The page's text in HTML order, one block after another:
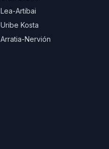
Lea-Artibai
Uribe Kosta
Arratia-Nervión